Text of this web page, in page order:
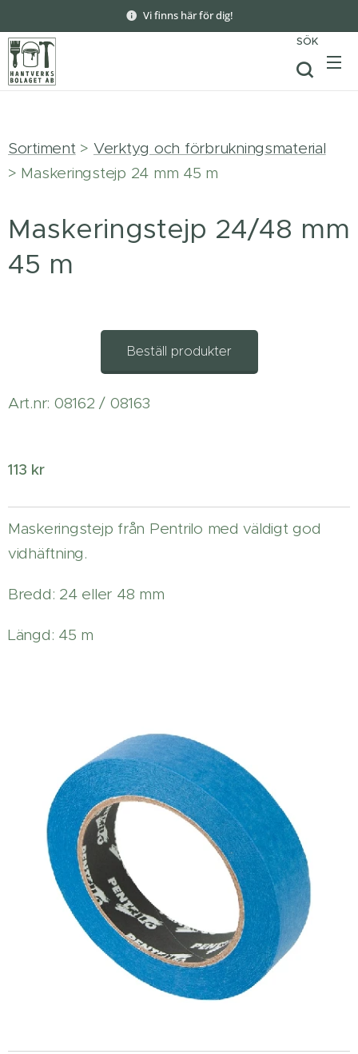
Vi finns här för dig!
SÖK
Sortiment> Verktyg och förbrukningsmaterial
> Maskeringstejp 24 mm 45 m
Maskeringstejp 24/48 mm
45 m
Beställ produkter
Art.nr: 08162 / 08163
113 kr
Maskeringstejp från Pentrilo med väldigt god
vidhäftning.
Bredd: 24 eller 48 mm
Längd: 45 m